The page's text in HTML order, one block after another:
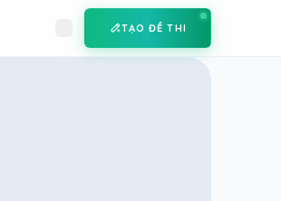
TẠO ĐỀ THI